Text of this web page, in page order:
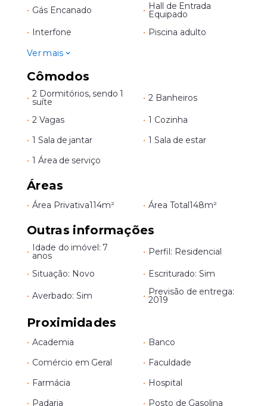
• Gás Encanado • Hall de Entrada
Equipado
• Interfone • Piscina adulto
Ver mais
Cômodos
• 2 Dormitórios, sendo 1
suíte • 2 Banheiros
• 2 Vagas • 1 Cozinha
• 1 Sala de jantar • 1 Sala de estar
• 1 Área de serviço
Áreas
• Área Privativa114m² • Área Total148m²
Outras informações
• Idade do imóvel: 7
anos • Perfil: Residencial
• Situação: Novo • Escriturado: Sim
• Averbado: Sim • Previsão de entrega:
2019
Proximidades
• Academia • Banco
• Comércio em Geral • Faculdade
• Farmácia • Hospital
• Padaria • Posto de Gasolina